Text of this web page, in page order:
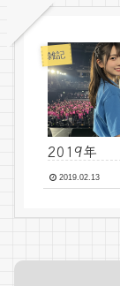
雑記
2019年
2019.02.13